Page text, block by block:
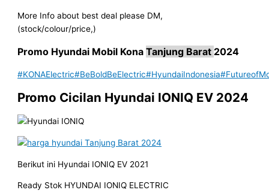
More Info about best deal please DM,
(stock/colour/price,)
Promo Hyundai Mobil KonaTanjung Barat 2024
#KONAElectric#BeBoldBeElectric#HyundaiIndonesia
Promo Cicilan Hyundai IONIQ EV 2024
Berikut ini Hyundai IONIQ EV 2021
Ready Stok HYUNDAI IONIQ ELECTRIC